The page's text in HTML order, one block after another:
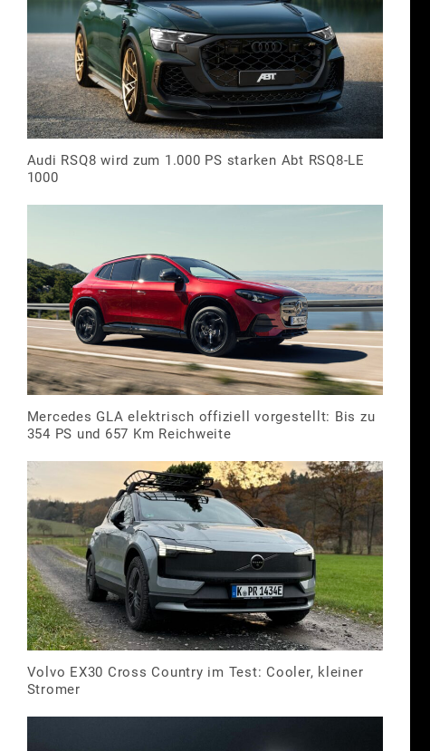
Audi RSQ8 wird zum 1.000 PS starken Abt RSQ8-LE
1000
Mercedes GLA elektrisch offiziell vorgestellt: Bis zu
354 PS und 657 Km Reichweite
Volvo EX30 Cross Country im Test: Cooler, kleiner
Stromer